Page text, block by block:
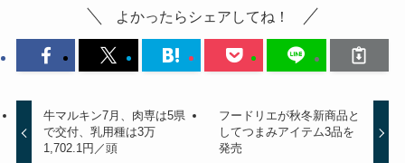
よかったらシェアしてね！
牛マルキン7月、肉専は5県
で交付、乳用種は3万
1,702.1円／頭
フードリエが秋冬新商品と
してつまみアイテム3品を
発売